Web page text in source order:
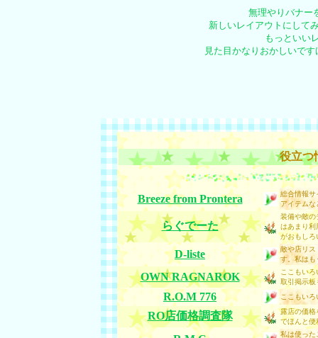
無理やりバナー
新しいレイアウトにして
もっといい
見た目かなりおかしいで
役立つ
Breeze from Prontera
総合情報
アイテムな
らぐでーた
装備や敵の
はあまり利
がおもしろ
D-liste
敵や店リ
す。私はも
OWN RAGNAROK
ここもい
取引掲示板
R.O.M 776 ここもい
RO店価格調査隊
露店の価格
でほんと便
私は使った